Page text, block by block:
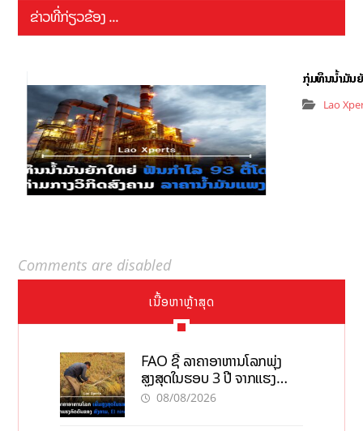
ຂ່າວທີ່ກ່ຽວຂ້ອງ ...
ກຸ່ມທຶນນ້ຳມັນຍັ
Lao
Comments are disabled
ເນື້ອຫາຫຼ້າສຸດ
FAO ຊີ້ ລາຄາອາຫານໂລກພຸ່ງ
ສູງສຸດໃນຮອບ 3 ປີ ຈາກແຮງ
ກົດດັນຂອງສົງຄາມ, El nino
08/08/2026